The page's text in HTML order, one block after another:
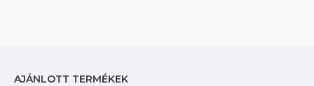
AJÁNLOTT TERMÉKEK